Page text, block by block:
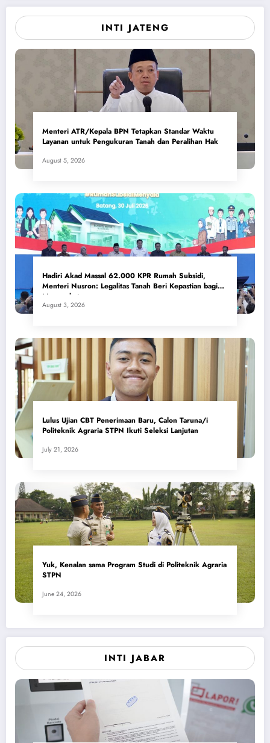
INTI JATENG
Menteri ATR/Kepala BPN Tetapkan Standar Waktu
Layanan untuk Pengukuran Tanah dan Peralihan Hak
August 5, 2026
Hadiri Akad Massal 62.000 KPR Rumah Subsidi,
Menteri Nusron: Legalitas Tanah Beri Kepastian bagi
Masyarakat
August 3, 2026
Lulus Ujian CBT Penerimaan Baru, Calon Taruna/i
Politeknik Agraria STPN Ikuti Seleksi Lanjutan
July 21, 2026
Yuk, Kenalan sama Program Studi di Politeknik Agraria
STPN
June 24, 2026
INTI JABAR